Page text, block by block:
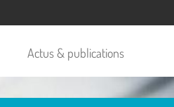
Actus & publications